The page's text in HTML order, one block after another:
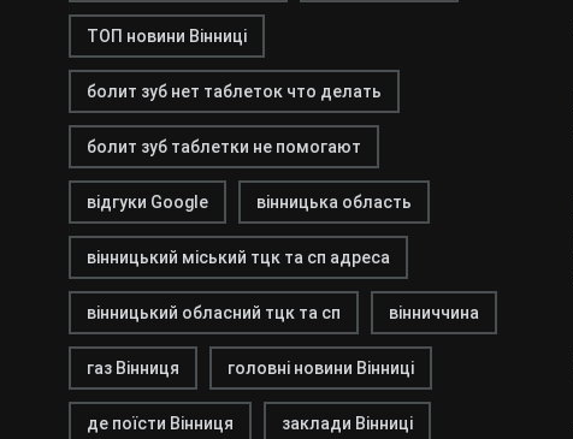
ТОП новини Вінниці
болит зуб нет таблеток что делать
болит зуб таблетки не помогают
відгуки Google вінницька область
вінницький міський тцк та сп адреса
вінницький обласний тцк та сп вінниччина
газ Вінниця головні новини Вінниці
де поїсти Вінниця заклади Вінниці